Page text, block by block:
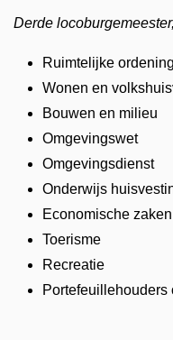
Derde
Ruimtelijke ordening
Wonen en
Bouwen en milieu
Omgevingswet
Omgevingsdienst
Onderwijs
Economische zaken
Toerisme
Recreatie